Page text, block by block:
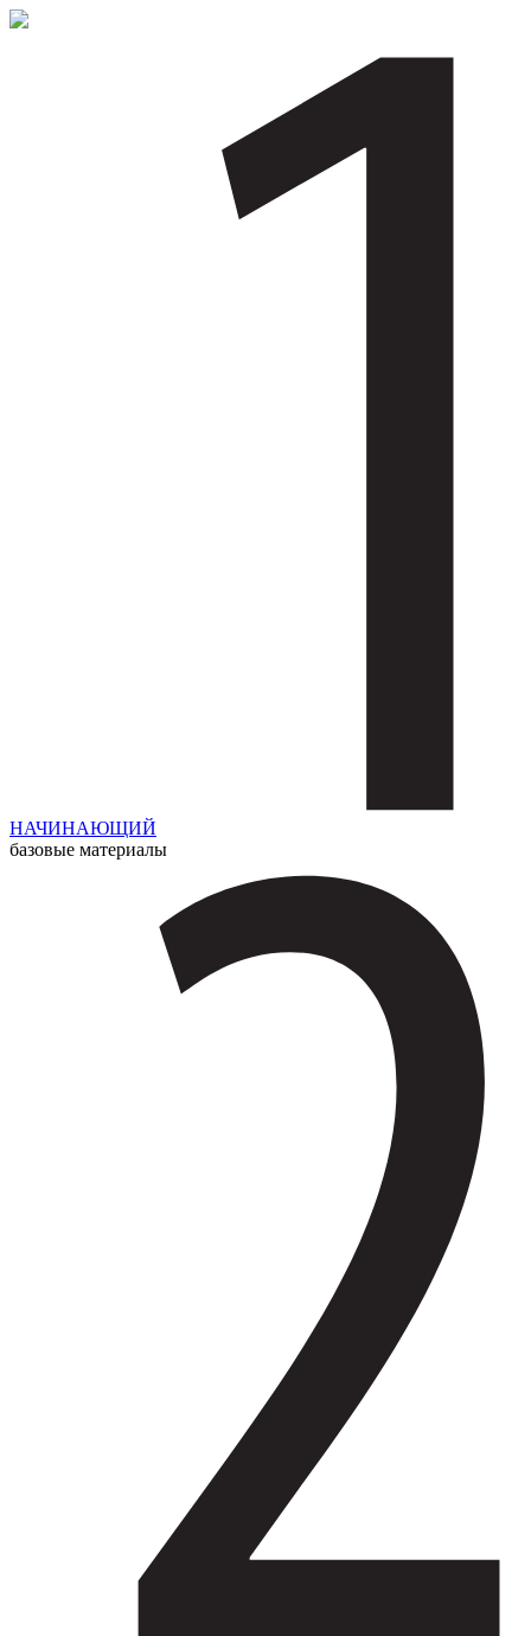
НАЧИНАЮЩИЙ
базовые материалы